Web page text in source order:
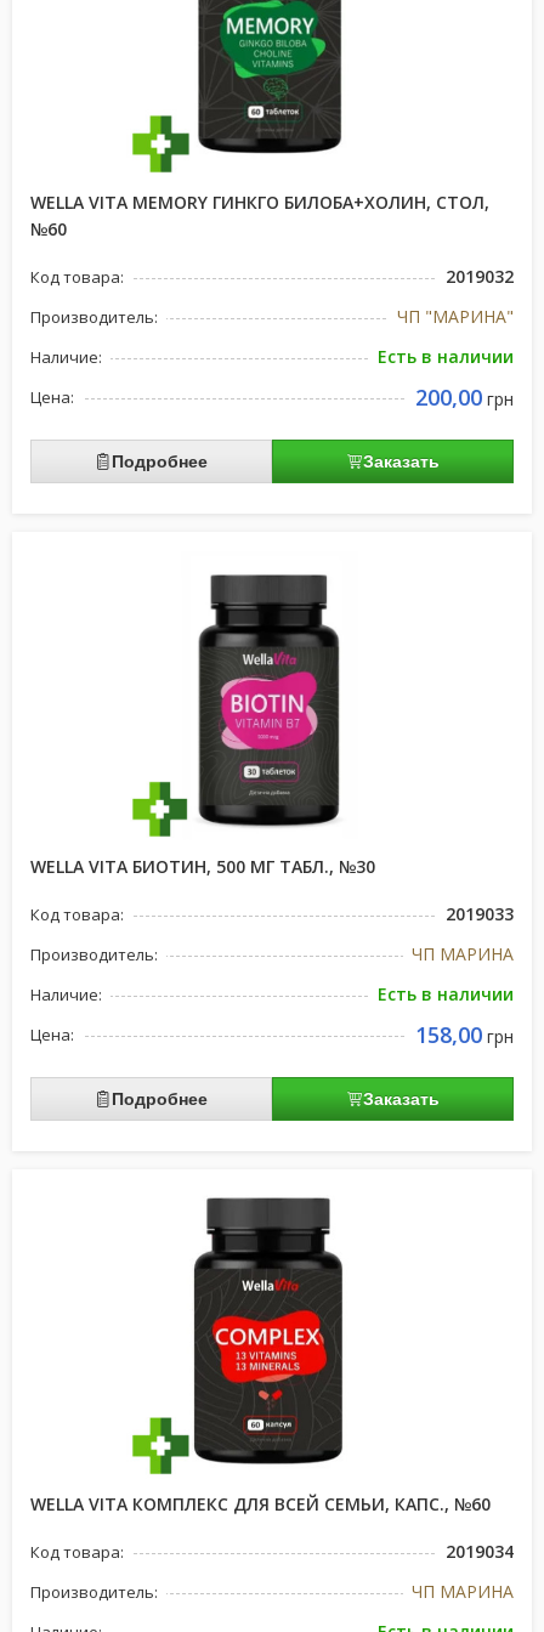
WELLA VITA MEMORY ГИНКГО БИЛОБА+ХОЛИН, СТОЛ,
№60
Код товара: 2019032
Производитель: ЧП "МАРИНА"
Наличие: Есть в наличии
Цена: 200,00 грн
Подробнее Заказать
WELLA VITA БИОТИН, 500 МГ ТАБЛ., №30
Код товара: 2019033
Производитель: ЧП МАРИНА
Наличие: Есть в наличии
Цена: 158,00 грн
Подробнее Заказать
WELLA VITA КОМПЛЕКС ДЛЯ ВСЕЙ СЕМЬИ, КАПС., №60
Код товара: 2019034
Производитель: ЧП МАРИНА